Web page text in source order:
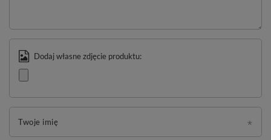
Dodaj własne zdjęcie produktu:
Twoje imię